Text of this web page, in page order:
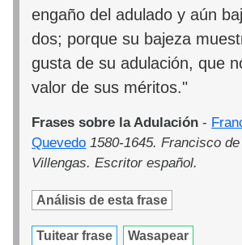
engaño del adulado y aún
dos; porque su bajeza
gusta de su adulación, que
valor de sus méritos."
Frases sobre la Adulación -
Quevedo 1580-1645. Francisco
Villengas. Escritor español.
Análisis de esta frase
Tuitear frase Wasapear